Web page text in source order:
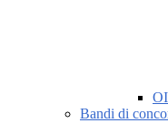
Bandi di